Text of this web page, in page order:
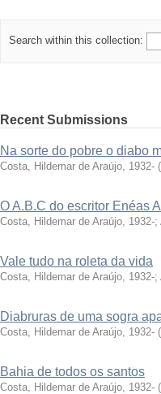
Search within this collection:
Recent Submissions
Na sorte do pobre o diabo
Costa, Hildemar de Araújo, 1932- (
O A.B.C do escritor Enéas
Costa, Hildemar de Araújo, 1932-;
Vale tudo na roleta da vida
Costa, Hildemar de Araújo, 1932-;
Diabruras de uma sogra
Costa, Hildemar de Araújo, 1932- (
Bahia de todos os santos
Costa, Hildemar de Araújo, 1932- (